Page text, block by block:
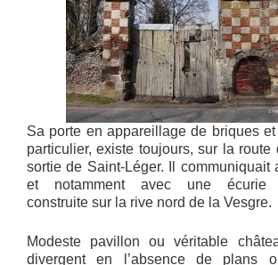
Sa porte en appareillage de briques
particulier, existe toujours, sur la route
sortie de Saint-Léger. Il communiquait
et notamment avec une écurie
construite sur la rive nord de la Vesgre.
Modeste pavillon ou véritable
divergent en l’absence de plans